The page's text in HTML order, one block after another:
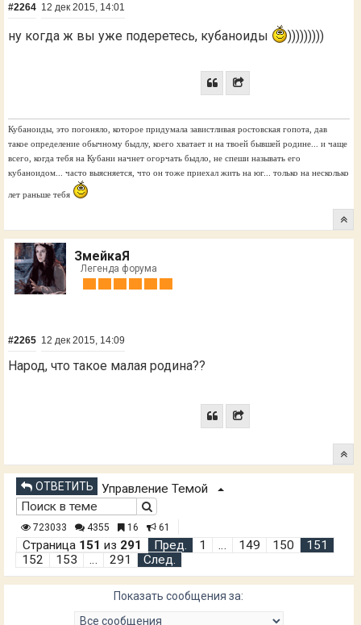
#2264 12 дек 2015, 14:01
ну когда ж вы уже подеретесь, кубаноиды )))))))))
Кубаноиды, это погоняло, которое придумала завистливая ростовская гопота, дав
такое определение обычному быдлу, коего хватает и на твоей бывшей родине... и чаще
всего, когда тебя на Кубани начнет огорчать быдло, не спеши называть его
кубаноидом... часто выясняется, что он тоже приехал жить на юг... только на несколько
лет раньше тебя
ЗмейкаЯ
Легенда форума
#2265 12 дек 2015, 14:09
Народ, что такое малая родина??
ОТВЕТИТЬ Управление Темой
723033 4355 16 61
Страница 151 из 291 Пред. 1 … 149 150
151
152
153 … 291 След.
Показать сообщения за: